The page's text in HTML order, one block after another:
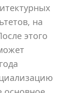
на
этого